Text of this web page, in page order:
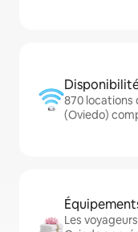
870 locations
(Oviedo)
Les